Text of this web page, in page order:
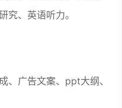
究、英语听力。
、广告文案、ppt大纲、